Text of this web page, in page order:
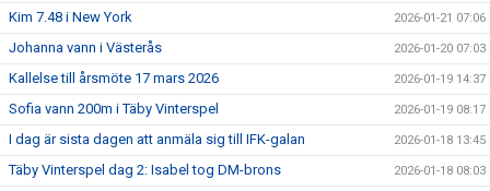
Kim 7.48 i New York 2026-01-21 07:06
Johanna vann i Västerås 2026-01-20 07:03
Kallelse till årsmöte 17 mars 2026 2026-01-19 14:37
Sofia vann 200m i Täby Vinterspel 2026-01-19 08:17
I dag är sista dagen att anmäla sig till IFK-galan 2026-01-18 13:45
Täby Vinterspel dag 2: Isabel tog DM-brons 2026-01-18 08:03